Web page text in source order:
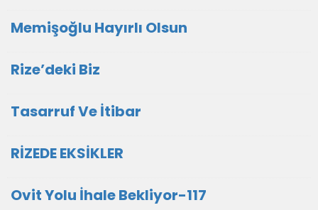
Memişoğlu Hayırlı Olsun
Rize’deki Biz
Tasarruf Ve İtibar
RİZEDE EKSİKLER
Ovit Yolu İhale Bekliyor-117